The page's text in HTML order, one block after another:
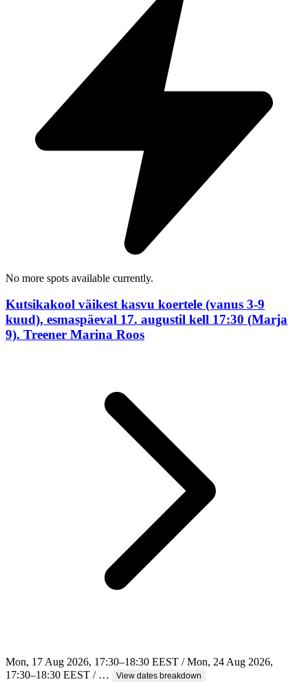
No more spots available currently.
Kutsikakool väikest kasvu koertele (vanus 3-9
kuud), esmaspäeval 17. augustil kell 17:30 (Marja
9). Treener Marina Roos
Mon, 17 Aug 2026, 17:30–18:30 EEST / Mon, 24 Aug 2026,
17:30–18:30 EEST / …
View dates breakdown